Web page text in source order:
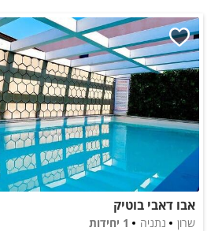
אבו דאבי בוטיק
שרון נתניה
1 יחידות